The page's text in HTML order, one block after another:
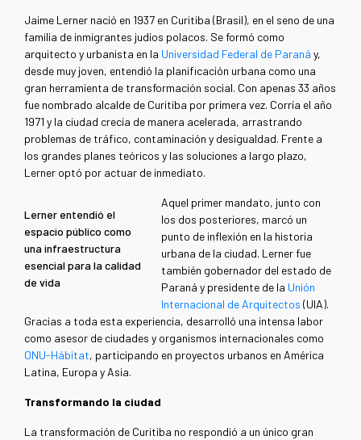
Jaime Lerner nació en 1937 en Curitiba (Brasil), en el seno de una
familia de inmigrantes judíos polacos. Se formó como
arquitecto y urbanista en la Universidad Federal de Paraná y,
desde muy joven, entendió la planificación urbana como una
gran herramienta de transformación social. Con apenas 33 años
fue nombrado alcalde de Curitiba por primera vez. Corría el año
1971 y la ciudad crecía de manera acelerada, arrastrando
problemas de tráfico, contaminación y desigualdad. Frente a
los grandes planes teóricos y las soluciones a largo plazo,
Lerner optó por actuar de inmediato.
Lerner entendió el
espacio público como
una infraestructura
esencial para la calidad
de vida
Aquel primer mandato, junto con
los dos posteriores, marcó un
punto de inflexión en la historia
urbana de la ciudad. Lerner fue
también gobernador del estado de
Paraná y presidente de la Unión
Internacional de Arquitectos (UIA).
Gracias a toda esta experiencia, desarrolló una intensa labor
como asesor de ciudades y organismos internacionales como
ONU-Hábitat, participando en proyectos urbanos en América
Latina, Europa y Asia.
Transformando la ciudad
La transformación de Curitiba no respondió a un único gran